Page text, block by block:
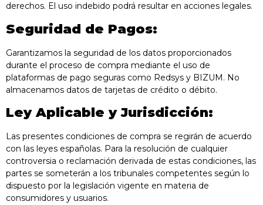
derechos. El uso indebido podrá resultar en acciones legales.
Seguridad de Pagos:
Garantizamos la seguridad de los datos proporcionados
durante el proceso de compra mediante el uso de
plataformas de pago seguras como Redsys y BIZUM. No
almacenamos datos de tarjetas de crédito o débito.
Ley Aplicable y Jurisdicción:
Las presentes condiciones de compra se regirán de acuerdo
con las leyes españolas. Para la resolución de cualquier
controversia o reclamación derivada de estas condiciones, las
partes se someterán a los tribunales competentes según lo
dispuesto por la legislación vigente en materia de
consumidores y usuarios.